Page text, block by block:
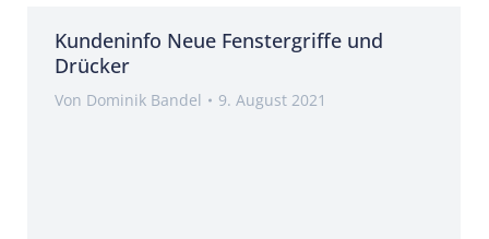
Kundeninfo Neue Fenstergriffe und
Drücker
Von Dominik Bandel 9. August 2021